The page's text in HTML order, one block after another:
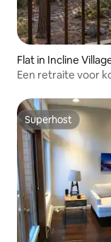
Flat in Incline
Een retraite voor
Superhost
Superhost